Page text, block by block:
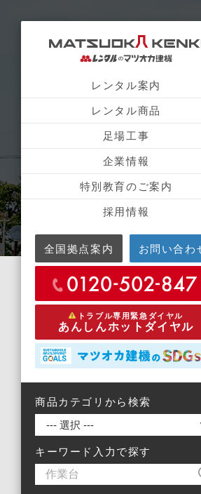
レンタル案内
レンタル商品
足場工事
企業情報
特別教育のご案内
採用情報
全国拠点案内 お問い合わ
トラブル専用緊急ダイヤル
あんしんホットダイヤル
商品カテゴリから検索
キーワード入力で探す